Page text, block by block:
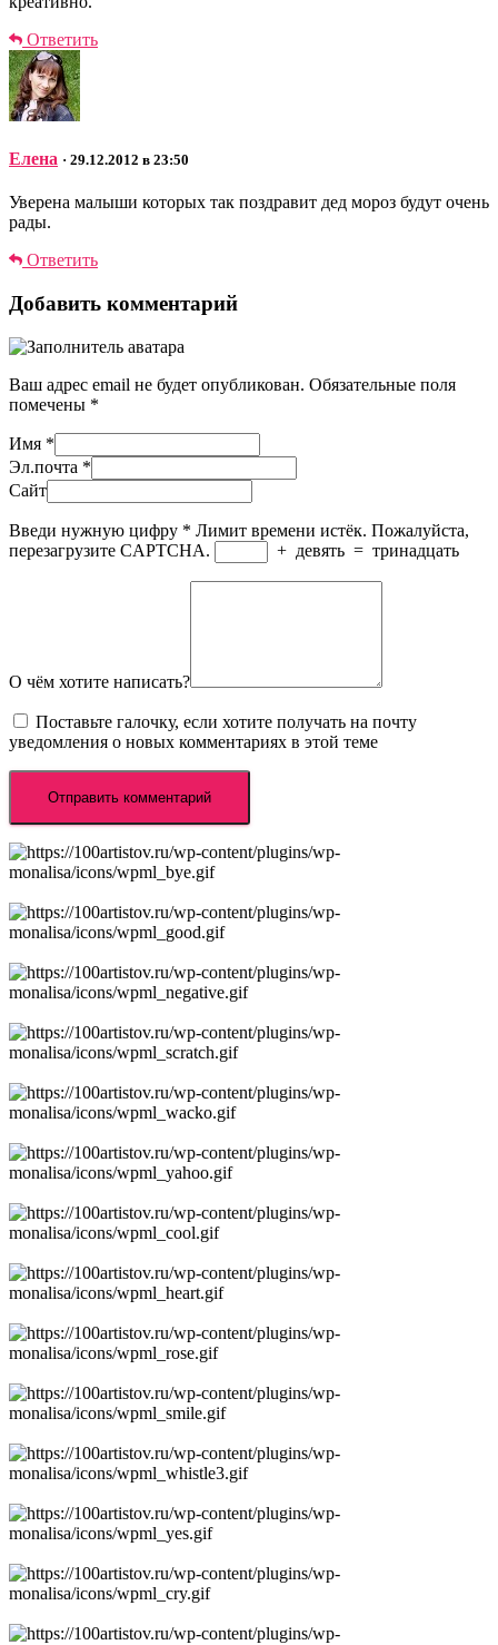
Ответить
Елена · 29.12.2012 в 23:50
Уверена малыши которых так поздравит дед мороз будут очень
рады.
Ответить
Добавить комментарий
Ваш адрес email не будет опубликован. Обязательные поля
помечены *
Имя *
Эл.почта *
Сайт
Введи нужную цифру * Лимит времени истёк. Пожалуйста,
перезагрузите CAPTCHA.
+ девять = тринадцать
О чём хотите написать?
Поставьте галочку, если хотите получать на почту
уведомления о новых комментариях в этой теме